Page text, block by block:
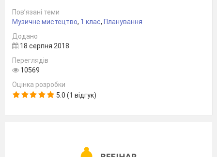
пісня «Омелько»,
6
Мої
улюблені
«Упізнай мене»
Пов’язані теми
Музичне мистецтво, 1 клас, Планування
Додано
18 серпня 2018
Переглядів
10569
Оцінка розробки
5.0 (1 відгук)